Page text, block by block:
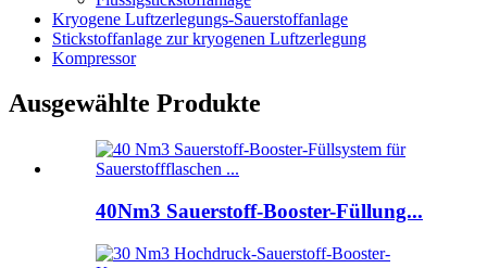
Kryogene Luftzerlegungs-Sauerstoffanlage
Stickstoffanlage zur kryogenen Luftzerlegung
Kompressor
Ausgewählte Produkte
40Nm3 Sauerstoff-Booster-Füllung...